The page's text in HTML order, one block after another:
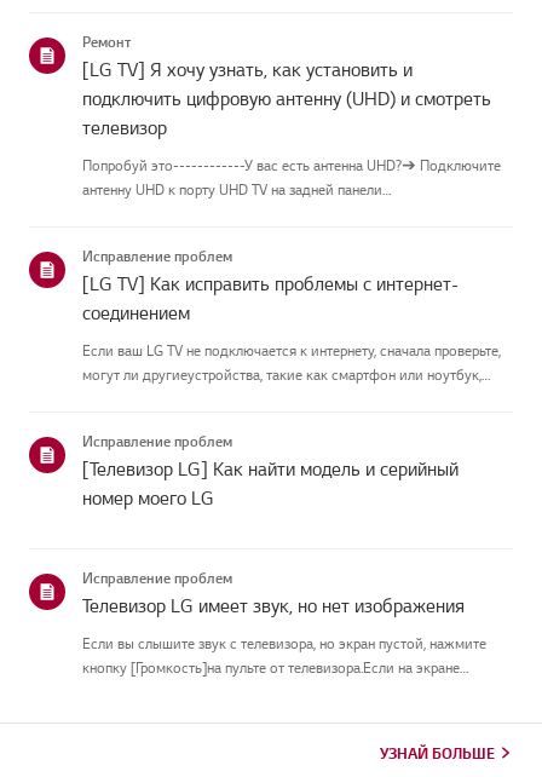
вашеготелевизора и ...
Ремонт
[LG TV] Я хочу узнать, как установить и
подключить цифровую антенну (UHD) и смотреть
телевизор
Попробуй это------------У вас есть антенна UHD?➔ Подключите
антенну UHD к порту UHD TV на задней панели
принимать UHD-сигн...
Исправление проблем
[LG TV] Как исправить проблемы с интернет-
соединением
Если ваш LG TV не подключается к интернету, сначала проверьте,
могут ли другиеустройства, такие как смартфон или ноутбук,
Исправление проблем
[Телевизор LG] Как найти модель и серийный
номер моего LG
Исправление проблем
Телевизор LG имеет звук, но нет изображения
Если вы слышите звук с телевизора, но экран пустой, нажмите
кнопку [Громкость]на пульте от телевизора.Если на экране
УЗНАЙ БОЛЬШЕ